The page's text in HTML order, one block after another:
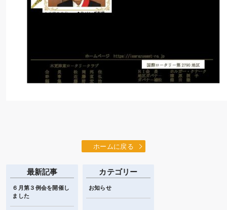
ホームに戻る
最新記事
６月第３例会を開催し
ました
カテゴリー
お知らせ